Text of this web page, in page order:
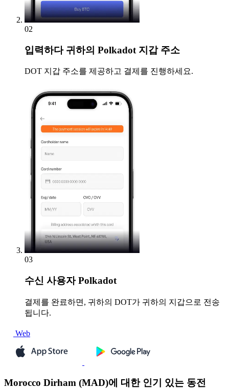
02
입력하다귀하의 Polkadot 지갑 주소
DOT 지갑 주소를 제공하고 결제를 진행하세요.
03
수신 사용자 Polkadot
결제를 완료하면, 귀하의 DOT가 귀하의 지갑으로 전송
됩니다.
Web
Morocco Dirham (MAD)에 대한 인기 있는 동전